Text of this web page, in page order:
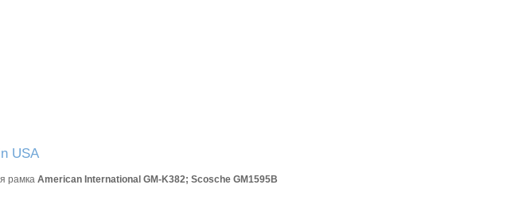
USA
рамка American International GM-K382; Scosche GM1595B